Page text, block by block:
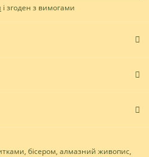
і згоден з вимогами
бісером, алмазний живопис,